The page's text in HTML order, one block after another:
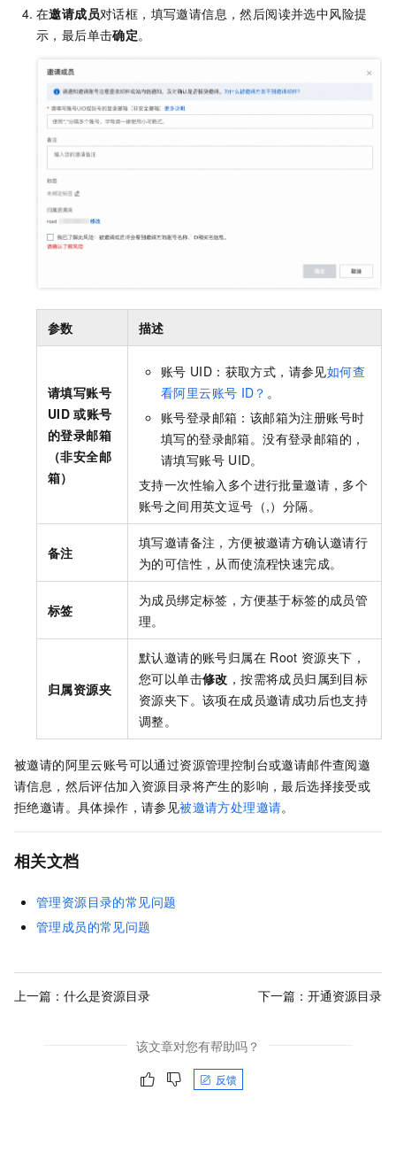
在邀请成员对话框，填写邀请信息 ，然后阅读并选中风险提
示，最后单击确定。
参数 描述
请填写账号
UID 或账号
的登录邮箱
（非安全邮
箱）
账号 UID：获取方式，请参见如何查
看阿里云账号 ID？ 。
账号登录邮箱：该邮箱为注册账号时
填写的登录邮箱。没有登录邮箱的，
请填写账号 UID。
支持一次性输入多个进行批量邀请，多个
账号之间用英文逗号（,）分隔。
备注
填写邀请备注，方便被邀请方确认邀请行
为的可信性，从而使流程快速完成。
标签
为成员绑定标签，方便基于标签的成员管
理。
归属资源夹
默认邀请的账号归属在 Root 资源夹下，
您可以单击修改 ，按需将成员归属到目标
资源夹下。该项在成员邀请成功后也支持
调整。
被邀请的阿里云账号可以通过资源管理控制台或邀请邮件查阅邀
请信息，然后评估加入资源目录将产生的影响，最后选择接受或
拒绝邀请。具体操作，请参见被邀请方处理邀请。
相关文档
管理资源目录的常见问题
管理成员的常见问题
上一篇： 什么是资源目录 下一篇： 开通资源目录
该文章对您有帮助吗？
反馈